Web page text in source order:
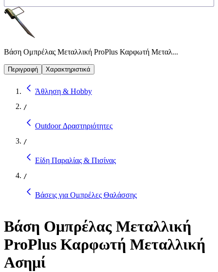
Βάση Ομπρέλας Μεταλλική ProPlus Καρφωτή Μεταλ...
Περιγραφή Χαρακτηριστικά
Άθληση & Hobby
/
Outdoor Δραστηριότητες
/
Είδη Παραλίας & Πισίνας
/
Βάσεις για Ομπρέλες Θαλάσσης
Βάση Ομπρέλας Μεταλλική
ProPlus Καρφωτή Μεταλλική
Ασημί